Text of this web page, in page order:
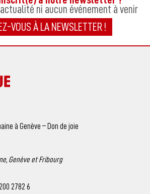
ni aucun événement à venir
VOUS À LA NEWSLETTER !
à Genève – Don de joie
Genève et Fribourg
2782 6